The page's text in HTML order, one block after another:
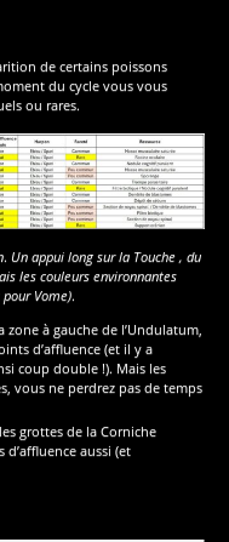
de certains poissons
du cycle vous vous
ou rares.
. Un appui long sur la Touche , du
les couleurs environnantes
Vome).
zone à gauche de l’Undulatum,
d’affluence (et il y a
coup double !). Mais les
vous ne perdrez pas de temps
les grottes de la Corniche
aussi (et